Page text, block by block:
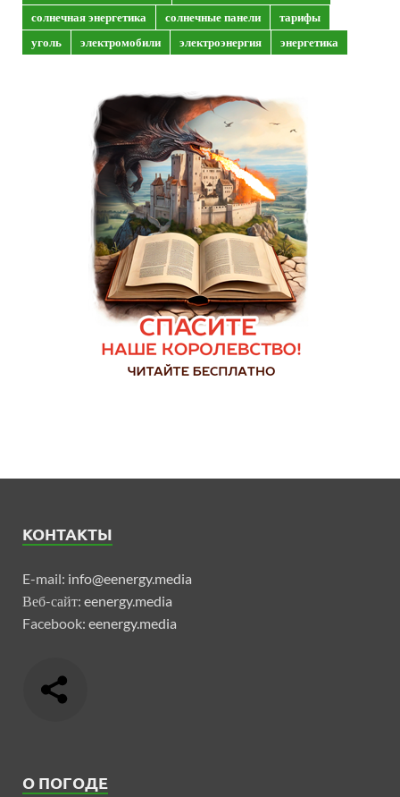
солнечная энергетика
солнечные панели
тарифы
уголь
электромобили электроэнергия энергетика
КОНТАКТЫ
E-mail: info@eenergy.media
Веб-сайт: eenergy.media
Facebook: eenergy.media
О ПОГОДЕ